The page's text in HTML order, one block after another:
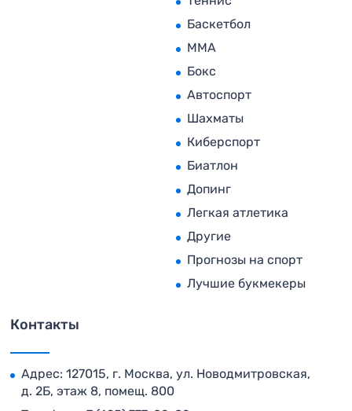
Баскетбол
MMA
Бокс
Автоспорт
Шахматы
Киберспорт
Биатлон
Допинг
Легкая атлетика
Другие
Прогнозы на спорт
Лучшие букмекеры
Контакты
Адрес: 127015, г. Москва, ул. Новодмитровская,
д. 2Б, этаж 8, помещ. 800